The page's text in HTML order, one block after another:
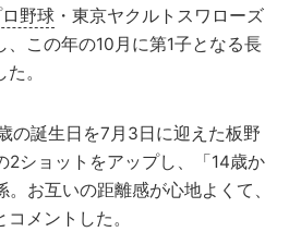
野球 ・東京ヤクルトスワローズ
、この年の10月に第1子となる長
。
の誕生日を7月3日に迎えた板野
2ショットをアップし、「14歳か
お互いの距離感が心地よくて、
メントした。